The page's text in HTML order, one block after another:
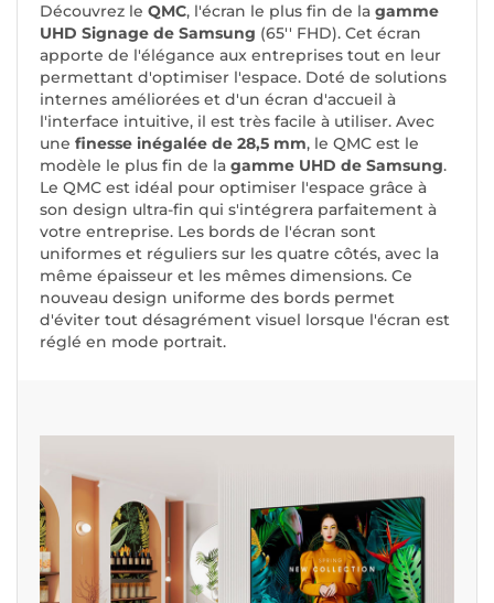
Découvrez le QMC, l'écran le plus fin de la gamme
UHD Signage de Samsung (65'' FHD). Cet écran
apporte de l'élégance aux entreprises tout en leur
permettant d'optimiser l'espace. Doté de solutions
internes améliorées et d'un écran d'accueil à
l'interface intuitive, il est très facile à utiliser. Avec
une finesse inégalée de 28,5 mm, le QMC est le
modèle le plus fin de la gamme UHD de Samsung.
Le QMC est idéal pour optimiser l'espace grâce à
son design ultra-fin qui s'intégrera parfaitement à
votre entreprise. Les bords de l'écran sont
uniformes et réguliers sur les quatre côtés, avec la
même épaisseur et les mêmes dimensions. Ce
nouveau design uniforme des bords permet
d'éviter tout désagrément visuel lorsque l'écran est
réglé en mode portrait.